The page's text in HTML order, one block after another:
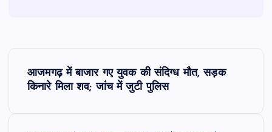
आजमगढ़ में बाजार गए युवक की संदिग्ध मौत, सड़क
किनारे मिला शव; जांच में जुटी पुलिस